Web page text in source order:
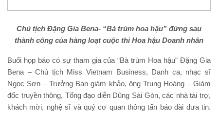
Chủ tịch Đặng Gia Bena- “Bà trùm hoa hậu” đứng sau
thành công của hàng loạt cuộc thi Hoa hậu Doanh nhân
Buổi họp báo có sự tham gia của “Bà trùm Hoa hậu” Đặng Gia
Bena – Chủ tịch Miss Vietnam Business, Danh ca, nhạc sĩ
Ngọc Sơn – Trưởng Ban giám khảo, ông Trung Hoàng – Giám
đốc truyền thông, Tổng đạo diễn Dũng Sài Gòn, các nhà tài trợ,
khách mời, nghệ sĩ và quý cơ quan thông tấn báo đài đưa tin.